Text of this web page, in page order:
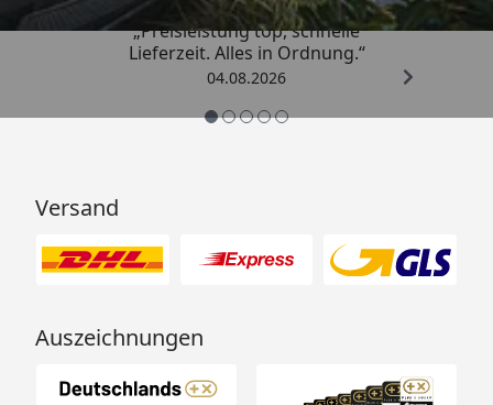
„Preisleistung top, schnelle
Lieferzeit. Alles in Ordnung.“
04.08.2026
Versand
Auszeichnungen